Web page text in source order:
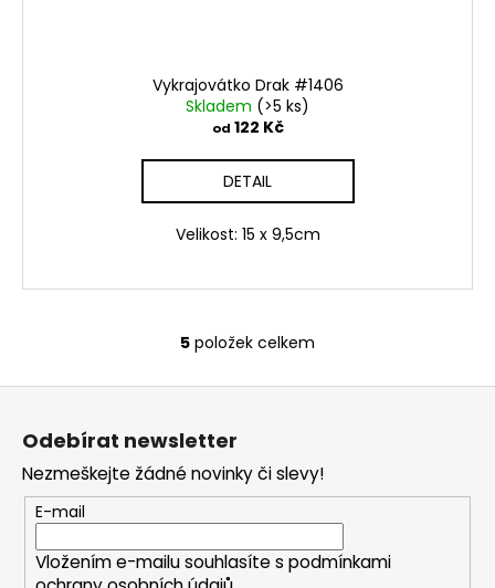
Vykrajovátko Drak #1406
Skladem (>5 ks)
od 122 Kč
DETAIL
Velikost: 15 x 9,5cm
O
a
c
í
p
r
5 položek celkem
Z
Odebírat newsletter
Nezmeškejte žádné novinky či slevy!
E-mail
Vložením e-mailu souhlasíte s podmínkami